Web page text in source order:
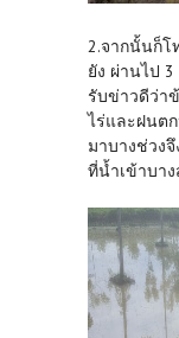
2.จากนั้นก็
ยัง ผ่านไป
รับข่าวดีว่า
ไร่และฝนต
มาบางช่วง
ที่น้ำเข้าบา